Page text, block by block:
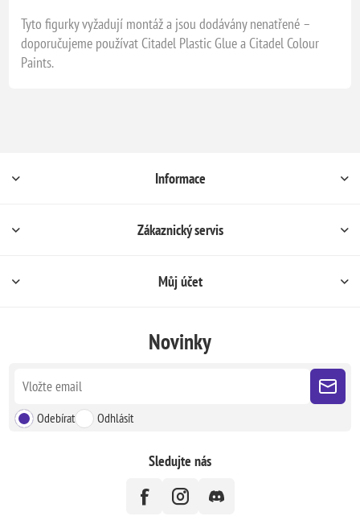
Tyto figurky vyžadují montáž a jsou dodávány nenatřené –
doporučujeme používat Citadel Plastic Glue a Citadel Colour
Paints.
Informace
Zákaznický servis
Můj účet
Novinky
Odebírat Odhlásit
Sledujte nás